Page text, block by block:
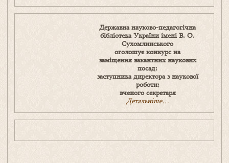
Державна науково-педагогічна
бібліотека Україниімені В. О.
Сухомлинського
оголошує конкурс на
заміщення вакантних наукових
посад:
заступника директора з наукової
роботи;
вченого секретаря
Детальніше…